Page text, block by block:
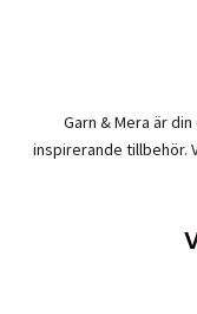
Garn & Mera är
inspirerande tillbehör.